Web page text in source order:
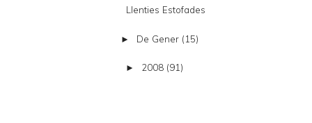
Llenties Estofades
► De Gener (15)
► 2008 (91)